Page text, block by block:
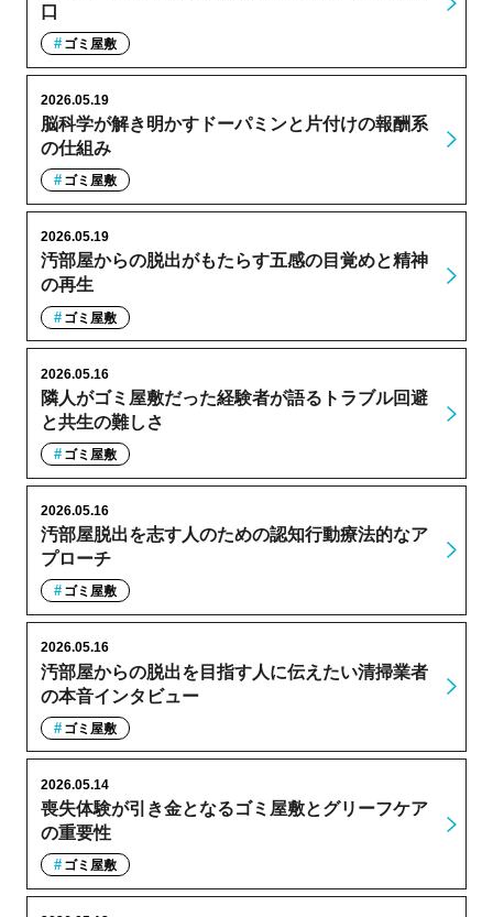
口
ゴミ屋敷
脳科学が解き明かすドーパミンと片付けの報酬系
の仕組み
2026.05.19
ゴミ屋敷
汚部屋からの脱出がもたらす五感の目覚めと精神
の再生
2026.05.19
ゴミ屋敷
隣人がゴミ屋敷だった経験者が語るトラブル回避
と共生の難しさ
2026.05.16
ゴミ屋敷
汚部屋脱出を志す人のための認知行動療法的なア
プローチ
2026.05.16
ゴミ屋敷
汚部屋からの脱出を目指す人に伝えたい清掃業者
の本音インタビュー
2026.05.16
ゴミ屋敷
喪失体験が引き金となるゴミ屋敷とグリーフケア
の重要性
2026.05.14
ゴミ屋敷